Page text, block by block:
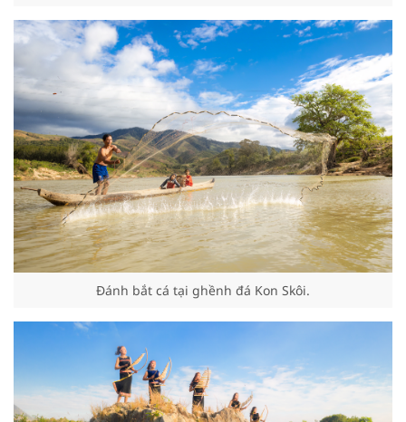
Đánh bắt cá tại ghềnh đá Kon Skôi.